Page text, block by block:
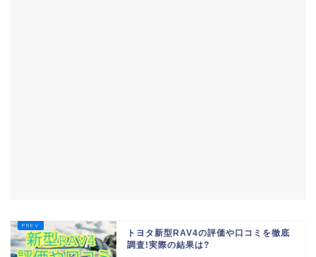
トヨタ新型RAV4の評価や口コミを徹底
調査!実際の結果は?